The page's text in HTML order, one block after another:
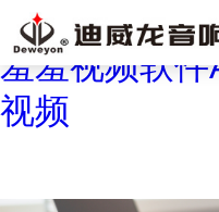
羞羞视频在
羞羞视频软件
视频